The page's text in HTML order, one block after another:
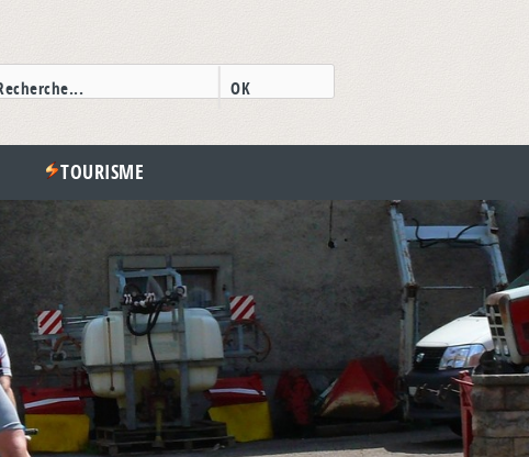
TOURISME